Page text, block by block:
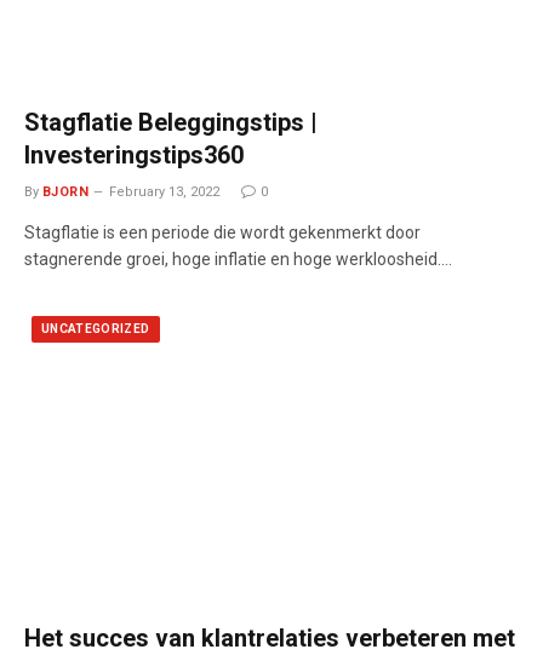
Stagflatie Beleggingstips |
Investeringstips360
By BJORN February 13, 2022 0
Stagflatie is een periode die wordt gekenmerkt door
stagnerende groei, hoge inflatie en hoge werkloosheid.…
UNCATEGORIZED
Het succes van klantrelaties verbeteren met